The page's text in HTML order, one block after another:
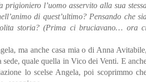
prigioniero l’uomo asservito alla sua
di quest’ultimo? Pensando che
storia? (Prima ci bruciavano… ora
ma anche casa mia o di Anna Avitabile,
quale quella in Vico dei Venti. E
lo scelse Angela, poi scoprimmo